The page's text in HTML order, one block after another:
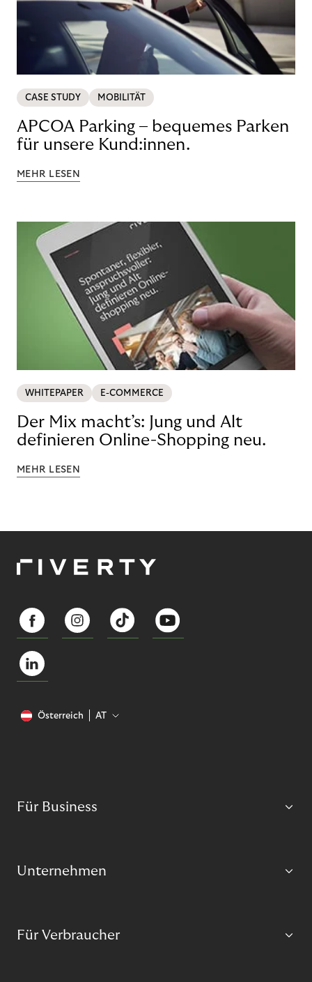
CASE STUDY MOBILITÄT
APCOA Parking – bequemes Parken
für unsere Kund:innen.
MEHR LESEN
WHITEPAPER E-COMMERCE
Der Mix macht’s: Jung und Alt
definieren Online-Shopping neu.
MEHR LESEN
Österreich AT
Für Business
Unternehmen
Für Verbraucher